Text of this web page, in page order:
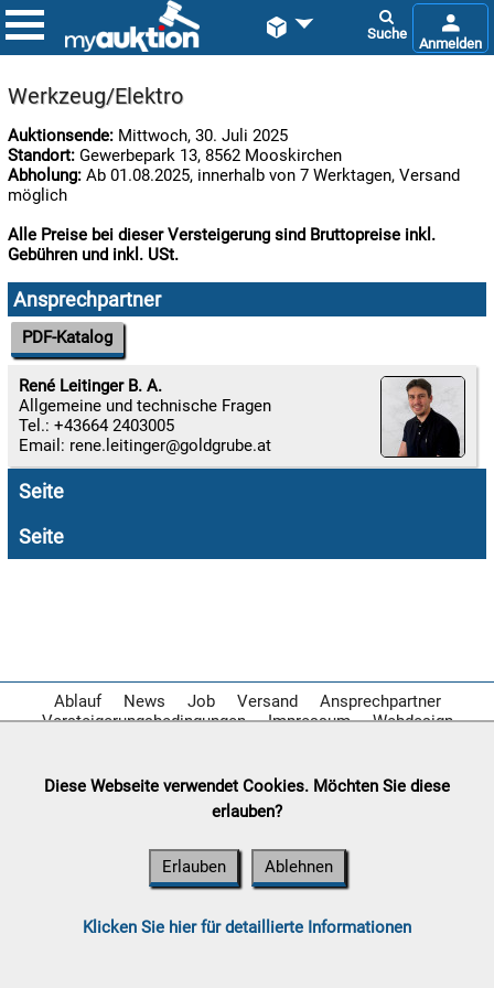
 
06.08:

06.08:
06.08:

Werkzeug/Elektro
Auktionsende: Mittwoch, 30. Juli 2025
Standort: Gewerbepark 13, 8562 Mooskirchen
Abholung: Ab 01.08.2025, innerhalb von 7 Werktagen, Versand
möglich
Alle Preise bei dieser Versteigerung sind Bruttopreise inkl.
Gebühren und inkl. USt.
Ansprechpartner
PDF-Katalog
René Leitinger B. A.
Allgemeine und technische Fragen
Tel.: +43664 2403005
Email: rene.leitinger
Seite
Seite
Ablauf News Job Versand
Ansprechpartner
Versteigerungsbedingungen
Impressum Webdesign
Diese Webseite verwendet Cookies. Möchten Sie diese
erlauben?
Erlauben Ablehnen
Klicken Sie hier für detaillierte Informationen